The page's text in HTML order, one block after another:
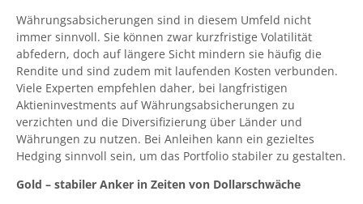
Währungsabsicherungen sind in diesem Umfeld nicht
immer sinnvoll. Sie können zwar kurzfristige Volatilität
abfedern, doch auf längere Sicht mindern sie häufig die
Rendite und sind zudem mit laufenden Kosten verbunden.
Viele Experten empfehlen daher, bei langfristigen
Aktieninvestments auf Währungsabsicherungen zu
verzichten und die Diversifizierung über Länder und
Währungen zu nutzen. Bei Anleihen kann ein gezieltes
Hedging sinnvoll sein, um das Portfolio stabiler zu gestalten.
Gold – stabiler Anker in Zeiten von Dollarschwäche